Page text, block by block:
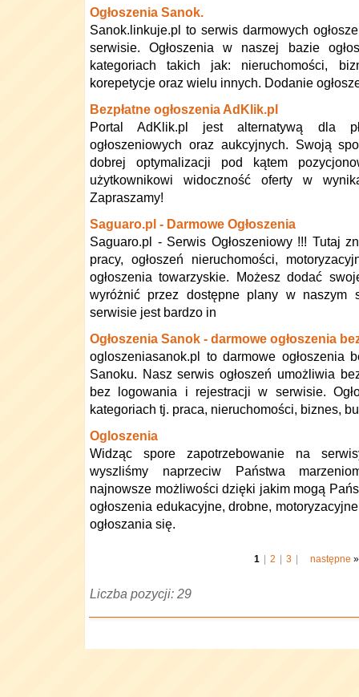
Ogłoszenia Sanok.
Sanok.linkuje.pl to serwis darmowych
serwisie. Ogłoszenia w naszej bazie
kategoriach takich jak: nieruchomości,
korepetycje oraz wielu innych. Dodanie
Bezpłatne ogłoszenia AdKlik.pl
Portal AdKlik.pl jest alternatywą dla
ogłoszeniowych oraz aukcyjnych. Swoją
dobrej optymalizacji pod kątem
użytkownikowi widoczność oferty w
Zapraszamy!
Saguaro.pl - Darmowe Ogłoszenia
Saguaro.pl - Serwis Ogłoszeniowy !!! Tutaj
pracy, ogłoszeń nieruchomości,
ogłoszenia towarzyskie. Możesz dodać
wyróżnić przez dostępne plany w naszym
serwisie jest bardzo in
Ogłoszenia Sanok - darmowe ogłoszenia
ogloszeniasanok.pl to darmowe ogłoszenia
Sanoku. Nasz serwis ogłoszeń umożliwia
bez logowania i rejestracji w serwisie.
kategoriach tj. praca, nieruchomości, biznes,
Ogloszenia
Widząc spore zapotrzebowanie na
wyszliśmy naprzeciw Państwa
najnowsze możliwości dzięki jakim mogą
ogłoszenia edukacyjne, drobne,
ogłoszania się.
1 2 3 następne »
Liczba pozycji: 29